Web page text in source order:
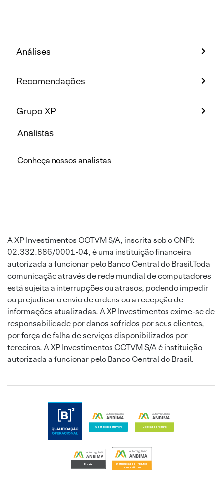
Análises
Recomendações
Grupo XP
Analistas
Conheça nossos analistas
A XP Investimentos CCTVM S/A, inscrita sob o CNPJ:
02.332.886/0001-04, é uma instituição financeira
autorizada a funcionar pelo Banco Central do Brasil.Toda
comunicação através de rede mundial de computadores
está sujeita a interrupções ou atrasos, podendo impedir
ou prejudicar o envio de ordens ou a recepção de
informações atualizadas. A XP Investimentos exime-se de
responsabilidade por danos sofridos por seus clientes,
por força de falha de serviços disponibilizados por
terceiros. A XP Investimentos CCTVM S/A é instituição
autorizada a funcionar pelo Banco Central do Brasil.